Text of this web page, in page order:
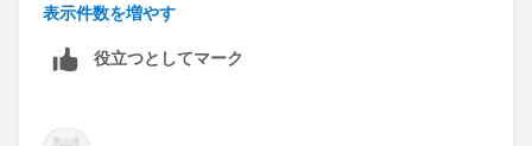
表示件数を増やす
役立つとしてマーク